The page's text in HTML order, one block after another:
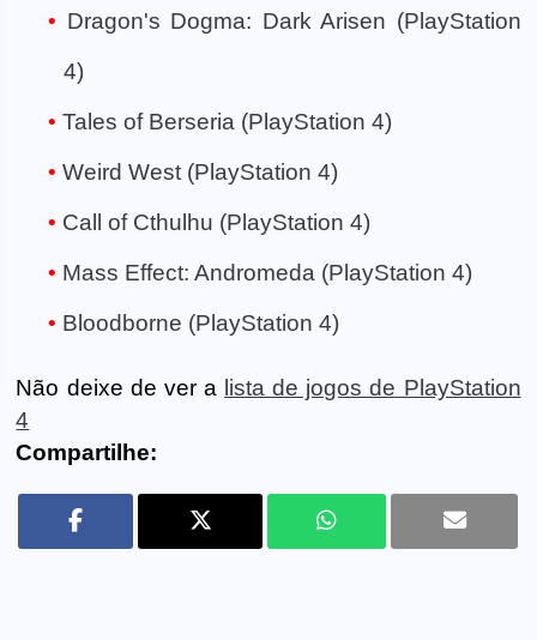
Dragon's Dogma: Dark Arisen (PlayStation
4)
Tales of Berseria (PlayStation 4)
Weird West (PlayStation 4)
Call of Cthulhu (PlayStation 4)
Mass Effect: Andromeda (PlayStation 4)
Bloodborne (PlayStation 4)
Não deixe de ver a lista de jogos de PlayStation
4
Compartilhe: